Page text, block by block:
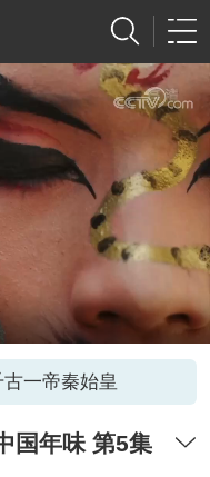
一帝秦始皇
国年味 第5集